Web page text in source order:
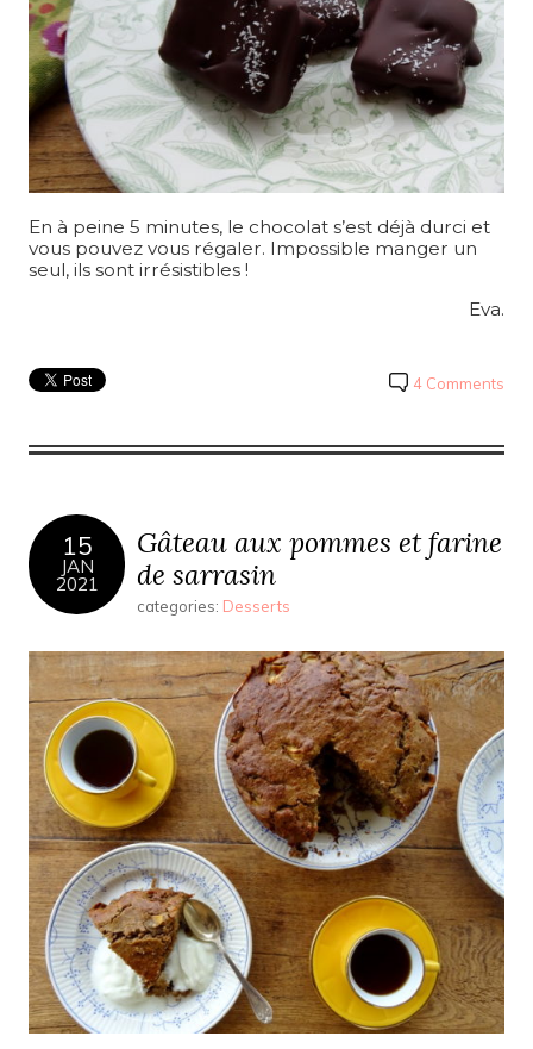
En à peine 5 minutes, le chocolat s’est déjà durci et
vous pouvez vous régaler. Impossible manger un
seul, ils sont irrésistibles !
Eva.
4 Comments
15
JAN
2021
Gâteau aux pommes et farine
de sarrasin
categories: Desserts